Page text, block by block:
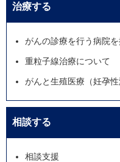
治療する
がんの診療を行う病院
重粒子線治療について
がんと生殖医療（妊孕
相談する
相談支援